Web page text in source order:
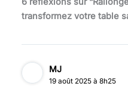
transformez votre table
MJ
19 août 2025 à 8h25